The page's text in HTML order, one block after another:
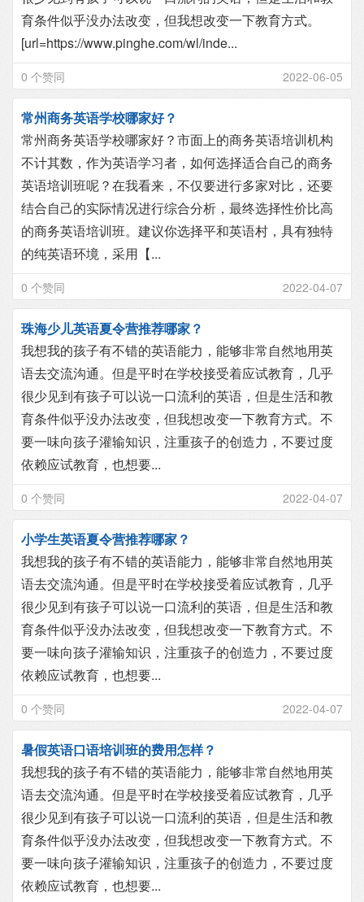
育条件似乎没办法改变，但我想改变一下教育方式。
[url=https://www.pinghe.com/wl/inde...
0 个赞同 2022-06-05
常州商务英语学校哪家好？
常州商务英语学校哪家好？市面上的商务英语培训机构
不计其数，作为英语学习者，如何选择适合自己的商务
英语培训班呢？在我看来，不仅要进行多家对比，还要
结合自己的实际情况进行综合分析，最终选择性价比高
的商务英语培训班。建议你选择平和英语村，具有独特
的纯英语环境，采用【...
0 个赞同 2022-04-07
珠海少儿英语夏令营推荐哪家？
我想我的孩子有不错的英语能力，能够非常自然地用英
语去交流沟通。但是平时在学校接受着应试教育，几乎
很少见到有孩子可以说一口流利的英语，但是生活和教
育条件似乎没办法改变，但我想改变一下教育方式。不
要一味向孩子灌输知识，注重孩子的创造力，不要过度
依赖应试教育，也想要...
0 个赞同 2022-04-07
小学生英语夏令营推荐哪家？
我想我的孩子有不错的英语能力，能够非常自然地用英
语去交流沟通。但是平时在学校接受着应试教育，几乎
很少见到有孩子可以说一口流利的英语，但是生活和教
育条件似乎没办法改变，但我想改变一下教育方式。不
要一味向孩子灌输知识，注重孩子的创造力，不要过度
依赖应试教育，也想要...
0 个赞同 2022-04-07
暑假英语口语培训班的费用怎样？
我想我的孩子有不错的英语能力，能够非常自然地用英
语去交流沟通。但是平时在学校接受着应试教育，几乎
很少见到有孩子可以说一口流利的英语，但是生活和教
育条件似乎没办法改变，但我想改变一下教育方式。不
要一味向孩子灌输知识，注重孩子的创造力，不要过度
依赖应试教育，也想要...